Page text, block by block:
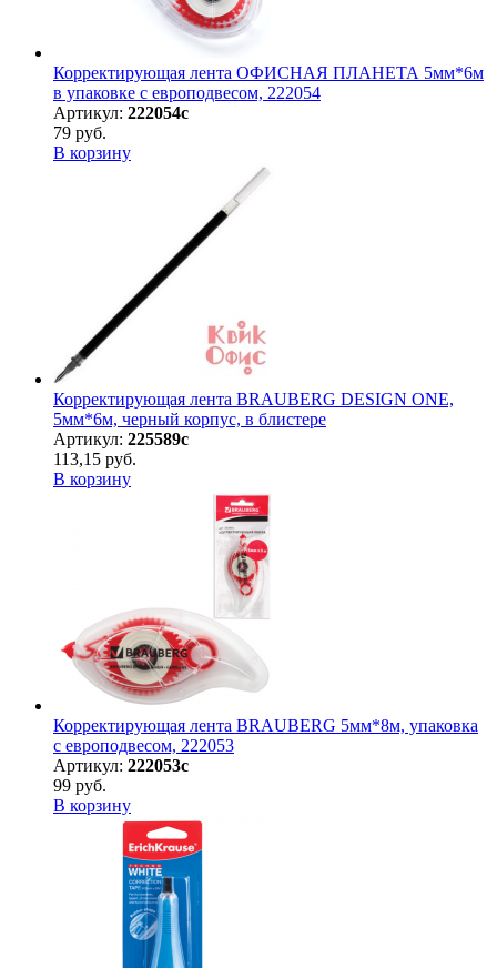
Корректирующая лента ОФИСНАЯ ПЛАНЕТА 5мм*6м
в упаковке с европодвесом, 222054
Артикул: 222054с
79 руб.
В корзину
Корректирующая лента BRAUBERG DESIGN ONE,
5мм*6м, черный корпус, в блистере
Артикул: 225589с
113,15 руб.
В корзину
Корректирующая лента BRAUBERG 5мм*8м, упаковка
с европодвесом, 222053
Артикул: 222053с
99 руб.
В корзину